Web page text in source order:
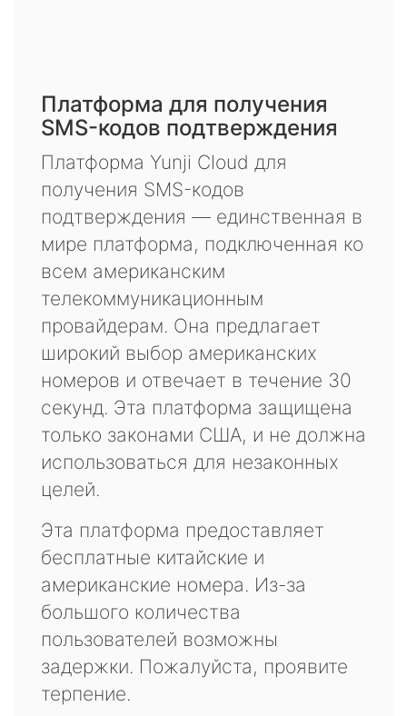
Платформа для получения
SMS-кодов подтверждения
Платформа Yunji Cloud для
получения SMS-кодов
подтверждения — единственная в
мире платформа, подключенная ко
всем американским
телекоммуникационным
провайдерам. Она предлагает
широкий выбор американских
номеров и отвечает в течение 30
секунд. Эта платформа защищена
только законами США, и не должна
использоваться для незаконных
целей.
Эта платформа предоставляет
бесплатные китайские и
американские номера. Из-за
большого количества
пользователей возможны
задержки. Пожалуйста, проявите
терпение.